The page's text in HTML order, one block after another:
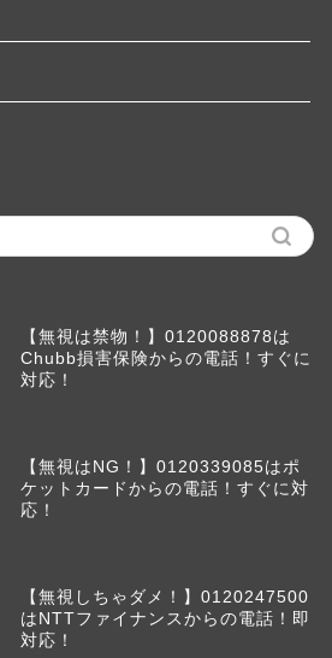
【無視は禁物！】0120088878は
Chubb損害保険からの電話！すぐに
対応！
【無視はNG！】0120339085はポ
ケットカードからの電話！すぐに対
応！
【無視しちゃダメ！】0120247500
はNTTファイナンスからの電話！即
対応！